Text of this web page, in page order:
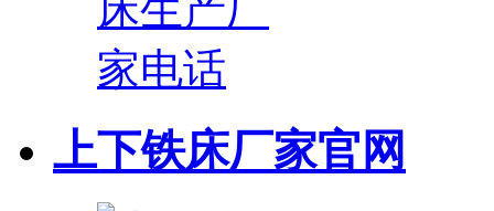
上下铁床厂家官网